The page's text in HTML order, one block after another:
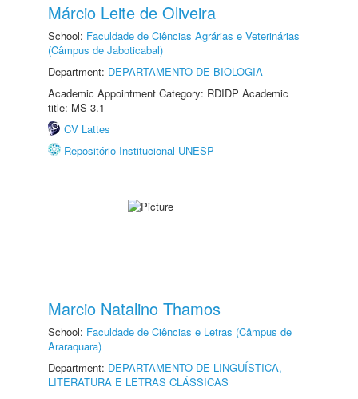
Márcio Leite de Oliveira
School: Faculdade de Ciências Agrárias e Veterinárias
(Câmpus de Jaboticabal)
Department: DEPARTAMENTO DE BIOLOGIA
Academic Appointment Category: RDIDP Academic
title: MS-3.1
CV Lattes
Repositório Institucional UNESP
Marcio Natalino Thamos
School: Faculdade de Ciências e Letras (Câmpus de
Araraquara)
Department: DEPARTAMENTO DE LINGUÍSTICA,
LITERATURA E LETRAS CLÁSSICAS